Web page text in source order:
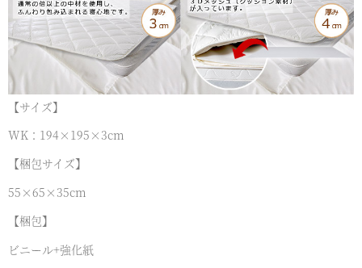
【サイズ】
WK：194×195×3cm
【梱包サイズ】
55×65×35cm
【梱包】
ビニール+強化紙